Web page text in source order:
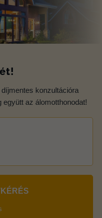
konzultációra
az álomotthonodat!